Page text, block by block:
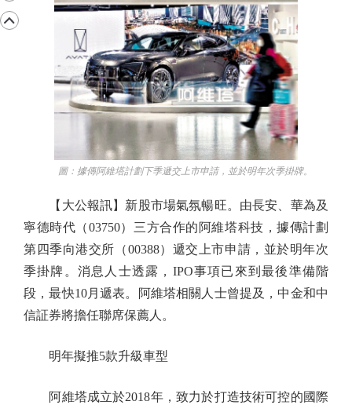
圖：據傳阿維塔計劃下季遞交上市申請，並於明年次季掛牌。
【大公報訊】新股市場氣氛暢旺。由長安、華為及
寧德時代（03750）三方合作的阿維塔科技，據傳計劃
第四季向港交所（00388）遞交上市申請，並於明年次
季掛牌。消息人士透露，IPO事項已來到最後準備階
段，最快10月遞表。阿維塔相關人士曾提及，中金和中
信証券將擔任聯席保薦人。
明年擬推5款升級車型
阿維塔成立於2018年，致力於打造技術可控的國際